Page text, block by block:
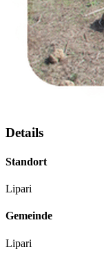
Details
Standort
Lipari
Gemeinde
Lipari